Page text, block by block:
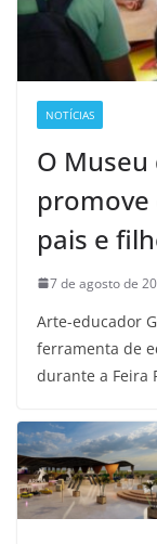
NOTÍCIAS
O
promove
pais e
7 de agosto de
Arte-educador
ferramenta de
durante a Feira